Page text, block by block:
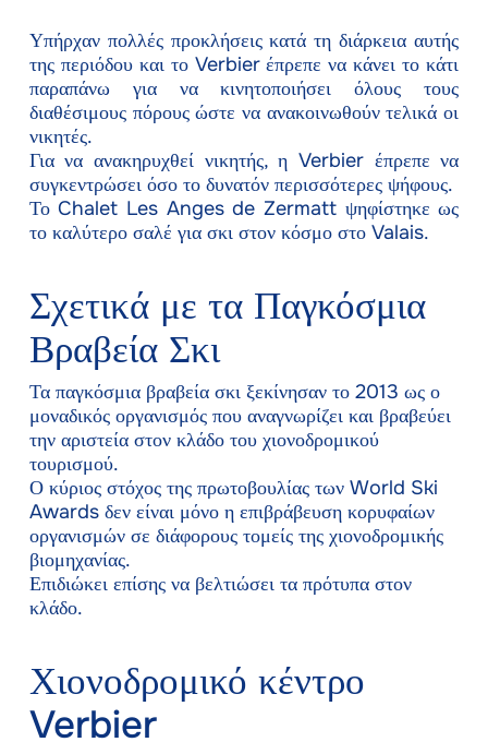
Υπήρχαν πολλές προκλήσεις κατά τη διάρκεια αυτής
της περιόδου και το Verbier έπρεπε να κάνει το κάτι
παραπάνω για να κινητοποιήσει όλους τους
διαθέσιμους πόρους ώστε να ανακοινωθούν τελικά οι
νικητές.
Για να ανακηρυχθεί νικητής, η Verbier έπρεπε να
συγκεντρώσει όσο το δυνατόν περισσότερες ψήφους.
Το Chalet Les Anges de Zermatt ψηφίστηκε ως
το καλύτερο σαλέ για σκι στον κόσμο στο Valais.
Σχετικά με τα Παγκόσμια
Βραβεία Σκι
Τα παγκόσμια βραβεία σκι ξεκίνησαν το 2013 ως ο
μοναδικός οργανισμός που αναγνωρίζει και βραβεύει
την αριστεία στον κλάδο του χιονοδρομικού
τουρισμού.
Ο κύριος στόχος της πρωτοβουλίας των World Ski
Awards δεν είναι μόνο η επιβράβευση κορυφαίων
οργανισμών σε διάφορους τομείς της χιονοδρομικής
βιομηχανίας.
Επιδιώκει επίσης να βελτιώσει τα πρότυπα στον
κλάδο.
Χιονοδρομικό κέντρο
Verbier